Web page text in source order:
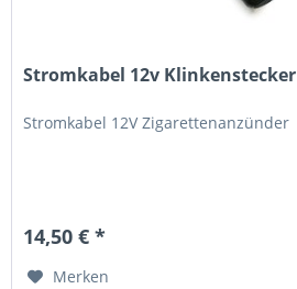
Stromkabel 12v Klinkenstecker
Stromkabel 12V Zigarettenanzünder
14,50 € *
Merken